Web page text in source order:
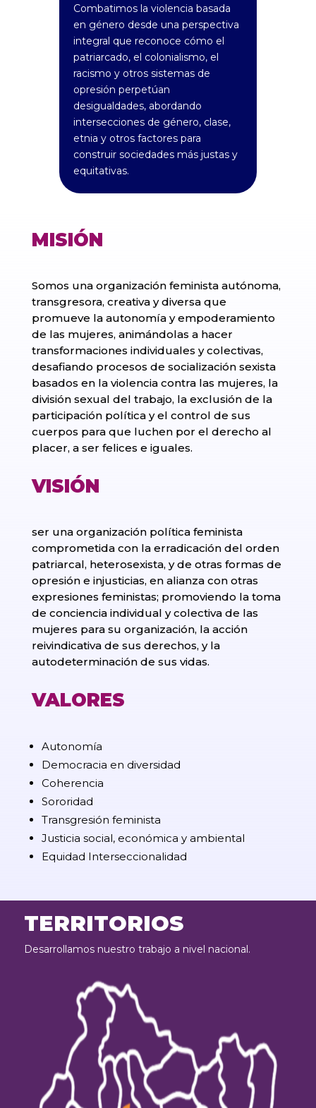
Combatimos la violencia basada
en género desde una perspectiva
integral que reconoce cómo el
patriarcado, el colonialismo, el
racismo y otros sistemas de
opresión perpetúan
desigualdades, abordando
intersecciones de género, clase,
etnia y otros factores para
construir sociedades más justas y
equitativas.
MISIÓN
Somos una organización feminista autónoma,
transgresora, creativa y diversa que
promueve la autonomía y empoderamiento
de las mujeres, animándolas a hacer
transformaciones individuales y colectivas,
desafiando procesos de socialización sexista
basados en la violencia contra las mujeres, la
división sexual del trabajo, la exclusión de la
participación política y el control de sus
cuerpos para que luchen por el derecho al
placer, a ser felices e iguales.
VISIÓN
ser una organización política feminista
comprometida con la erradicación del orden
patriarcal, heterosexista, y de otras formas de
opresión e injusticias, en alianza con otras
expresiones feministas; promoviendo la toma
de conciencia individual y colectiva de las
mujeres para su organización, la acción
reivindicativa de sus derechos, y la
autodeterminación de sus vidas.
VALORES
Autonomía
Democracia en diversidad
Coherencia
Sororidad
Transgresión feminista
Justicia social, económica y ambiental
Equidad Interseccionalidad
TERRITORIOS
Desarrollamos nuestro trabajo a nivel nacional.